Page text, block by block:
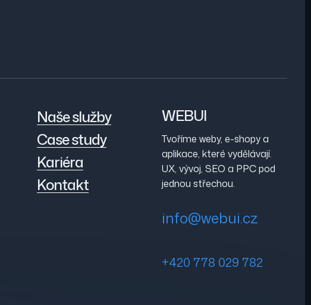
Naše služby
Case study
Kariéra
Kontakt
WEBUI
Tvoříme weby, e-shopy a
aplikace, které vydělávají.
UX, vývoj, SEO a PPC pod
jednou střechou.
info@webui.cz
+420 778 029 782